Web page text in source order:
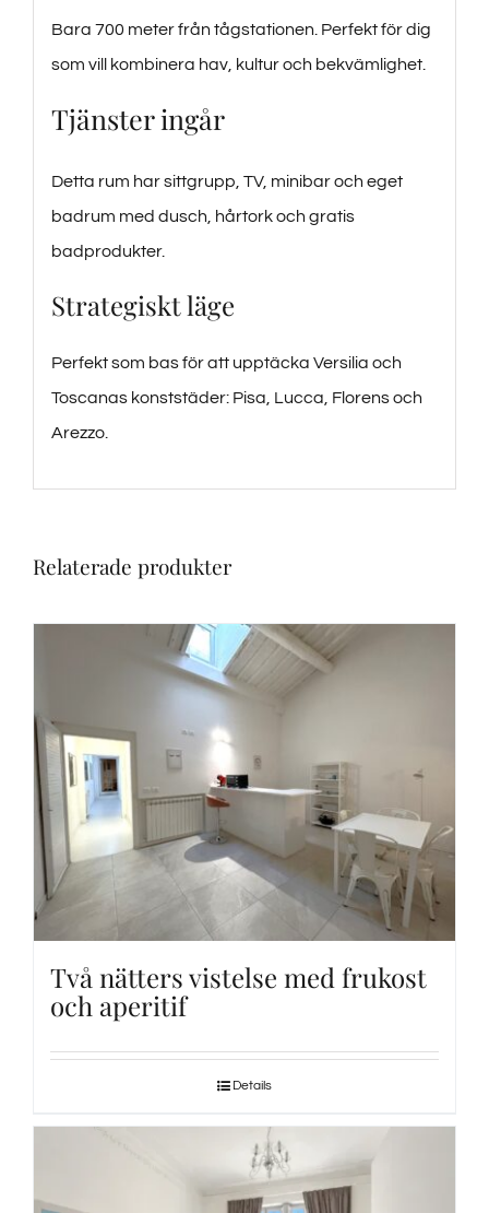
Bara 700 meter från tågstationen. Perfekt för dig
som vill kombinera hav, kultur och bekvämlighet.
Tjänster ingår
Detta rum har sittgrupp, TV, minibar och eget
badrum med dusch, hårtork och gratis
badprodukter.
Strategiskt läge
Perfekt som bas för att upptäcka Versilia och
Toscanas konststäder: Pisa, Lucca, Florens och
Arezzo.
Relaterade produkter
Två nätters vistelse med frukost
och aperitif
Details